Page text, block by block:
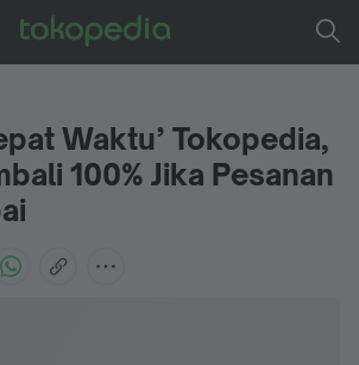
Waktu’ Tokopedia,
100% Jika Pesanan